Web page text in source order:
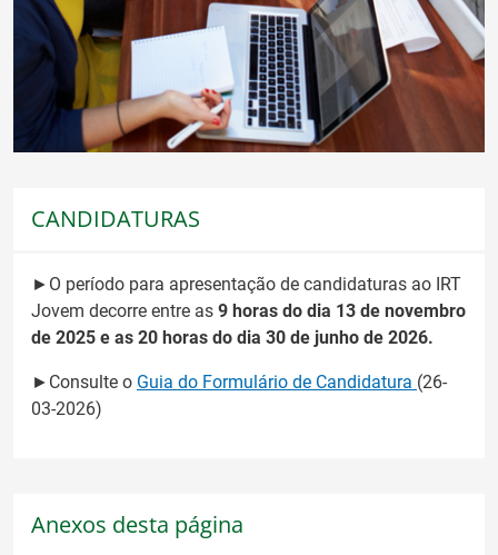
CANDIDATURAS
►O período para apresentação de candidaturas ao IRT
Jovem decorre entre as 9 horas do dia 13 de novembro
de 2025 e as 20 horas do dia 30 de junho de 2026.
►Consulte o Guia do Formulário de Candidatura (26-
03-2026)
Anexos desta página